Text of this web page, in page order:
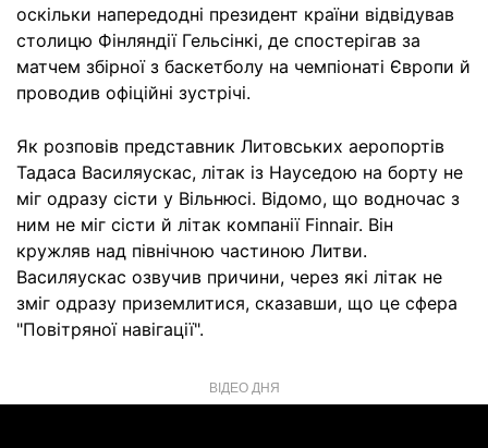
оскільки напередодні президент країни відвідував
столицю Фінляндії Гельсінкі, де спостерігав за
матчем збірної з баскетболу на чемпіонаті Європи й
проводив офіційні зустрічі.
Як розповів представник Литовських аеропортів
Тадаса Василяускас, літак із Науседою на борту не
міг одразу сісти у Вільнюсі. Відомо, що водночас з
ним не міг сісти й літак компанії Finnair. Він
кружляв над північною частиною Литви.
Василяускас озвучив причини, через які літак не
зміг одразу приземлитися, сказавши, що це сфера
"Повітряної навігації".
ВІДЕО ДНЯ